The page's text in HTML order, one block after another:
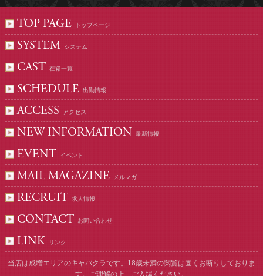
TOP PAGE トップページ
SYSTEM システム
CAST 在籍一覧
SCHEDULE 出勤情報
ACCESS アクセス
NEW INFORMATION 最新情報
EVENT イベント
MAIL MAGAZINE メルマガ
RECRUIT 求人情報
CONTACT お問い合わせ
LINK リンク
当店は成増エリアのキャバクラです。18歳未満の閲覧は固くお断りしておりま
す。ご理解の上、ご入場ください。